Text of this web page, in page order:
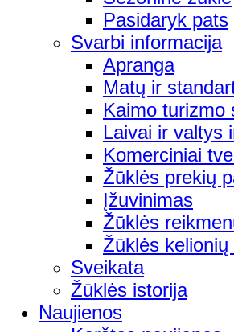
Pasidaryk pats
Svarbi informacija
Apranga
Matų ir
Kaimo turizmo
Laivai ir valtys
Komerciniai
Žūklės prekių
Įžuvinimas
Žūklės
Žūklės
Sveikata
Žūklės istorija
Naujienos